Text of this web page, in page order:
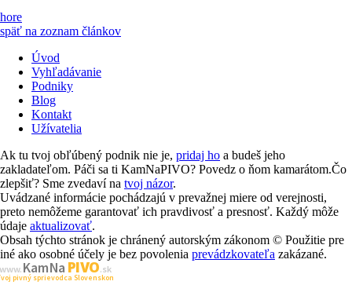
hore
späť na zoznam článkov
Úvod
Vyhľadávanie
Podniky
Blog
Kontakt
Užívatelia
Ak tu tvoj obľúbený podnik nie je, pridaj ho a budeš jeho
zakladateľom. Páči sa ti KamNaPIVO? Povedz o ňom kamarátom.Čo
zlepšiť? Sme zvedaví na tvoj názor.
Uvádzané informácie pochádzajú v prevažnej miere od verejnosti,
preto nemôžeme garantovať ich pravdivosť a presnosť. Každý môže
údaje aktualizovať.
Obsah týchto stránok je chránený autorským zákonom © Použitie pre
iné ako osobné účely je bez povolenia prevádzkovateľa zakázané.
www.Kam Na PIVO.sk
pivný sprievodca Slovenskom